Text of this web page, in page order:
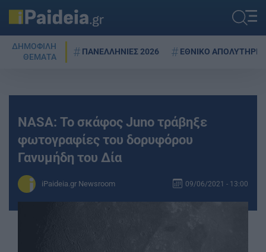
ΔΗΜΟΦΙΛΗ
ΘΕΜΑΤΑ
ΠΑΝΕΛΛΗΝΙΕΣ 2026 ΕΘΝΙΚΟ ΑΠΟΛΥΤΗΡΙΟ
NASA: Το σκάφος Juno τράβηξε
φωτογραφίες του δορυφόρου
Γανυμήδη του Δία
iPaideia.gr Newsroom 09/06/2021 - 13:00